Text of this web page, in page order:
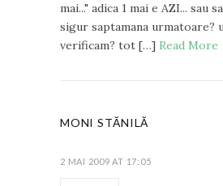
mai..." adica 1 mai e AZI... sau
sigur saptamana urmatoare?
verificam? tot […] Read More
MONI STĂNILĂ
2 MAI 2009 AT 17:05